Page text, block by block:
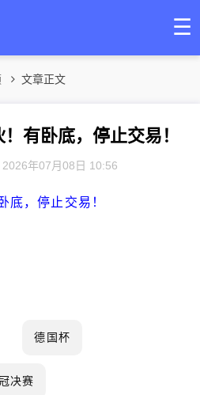
☰
文章正文
有卧底，停止交易！
2026年07月08日 10:56
底，停止交易！
德国杯
决赛